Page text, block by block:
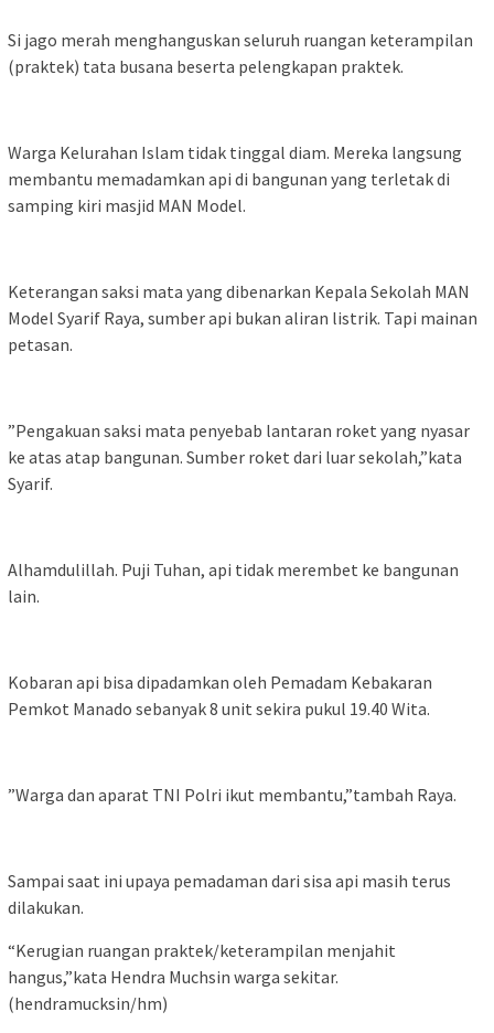
Si jago merah menghanguskan seluruh ruangan keterampilan
(praktek) tata busana beserta pelengkapan praktek.
Warga Kelurahan Islam tidak tinggal diam. Mereka langsung
membantu memadamkan api di bangunan yang terletak di
samping kiri masjid MAN Model.
Keterangan saksi mata yang dibenarkan Kepala Sekolah MAN
Model Syarif Raya, sumber api bukan aliran listrik. Tapi mainan
petasan.
”Pengakuan saksi mata penyebab lantaran roket yang nyasar
ke atas atap bangunan. Sumber roket dari luar sekolah,”kata
Syarif.
Alhamdulillah. Puji Tuhan, api tidak merembet ke bangunan
lain.
Kobaran api bisa dipadamkan oleh Pemadam Kebakaran
Pemkot Manado sebanyak 8 unit sekira pukul 19.40 Wita.
”Warga dan aparat TNI Polri ikut membantu,”tambah Raya.
Sampai saat ini upaya pemadaman dari sisa api masih terus
dilakukan.
“Kerugian ruangan praktek/keterampilan menjahit
hangus,”kata Hendra Muchsin warga sekitar.
(hendramucksin/hm)